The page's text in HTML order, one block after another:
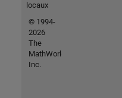
locaux
© 1994-
2026
The
MathWorks,
Inc.